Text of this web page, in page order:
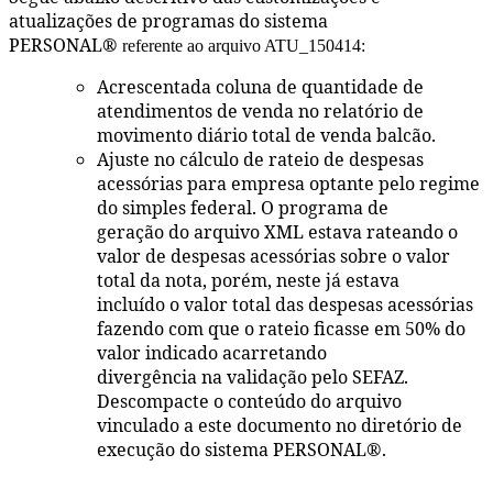
atualizações de programas do sistema
PERSONAL® referente ao arquivo ATU_150414:
Acrescentada coluna de quantidade de
atendimentos de venda no relatório de
movimento diário total de venda balcão.
Ajuste no cálculo de rateio de despesas
acessórias para empresa optante pelo regime
do simples federal. O programa de
geração do arquivo XML estava rateando o
valor de despesas acessórias sobre o valor
total da nota, porém, neste já estava
incluído o valor total das despesas acessórias
fazendo com que o rateio ficasse em 50% do
valor indicado acarretando
divergência na validação pelo SEFAZ.
Descompacte o conteúdo do arquivo
vinculado a este documento no diretório de
execução do sistema PERSONAL®.